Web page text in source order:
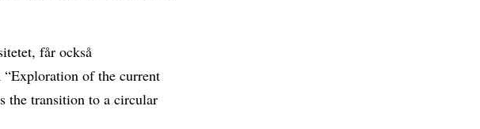
får också
of the current
the transition to a circular